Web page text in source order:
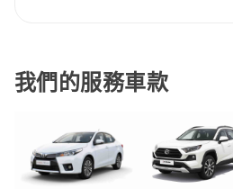
我們的服務車款